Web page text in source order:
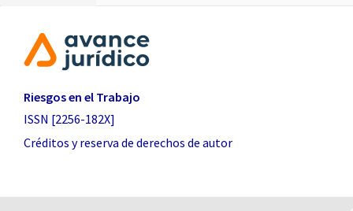
Riesgos en el Trabajo
ISSN [2256-182X]
Créditos y reserva de derechos de autor